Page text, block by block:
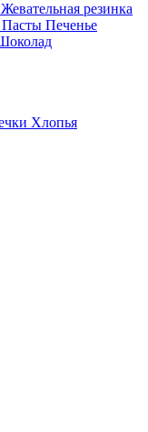
Жевательная резинка
Пасты Печенье
Хлопья